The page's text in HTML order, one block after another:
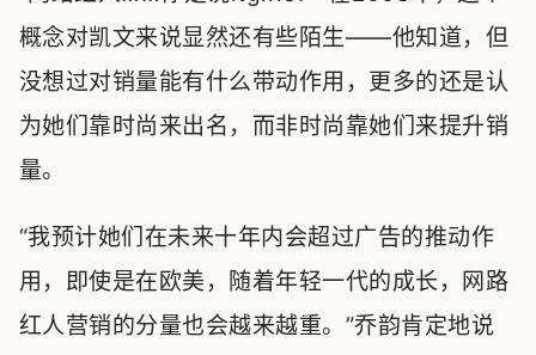
概念对凯文来说显然还有些陌生——他知道，但
没想过对销量能有什么带动作用，更多的还是认
为她们靠时尚来出名，而非时尚靠她们来提升销
量。
“我预计她们在未来十年内会超过广告的推动作
用，即使是在欧美，随着年轻一代的成长，网路
红人营销的分量也会越来越重。”乔韵肯定地说